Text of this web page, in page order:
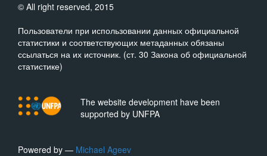
© All right reserved, 2015
Пользователи при использовании данных официальной
статистики и соответствующих метаданных обязаны
ссылаться на их источник. (ст. 30 Закона об официальной
статистике)
The website development have been
supported by UNFPA
Powered by — Michael Ageev